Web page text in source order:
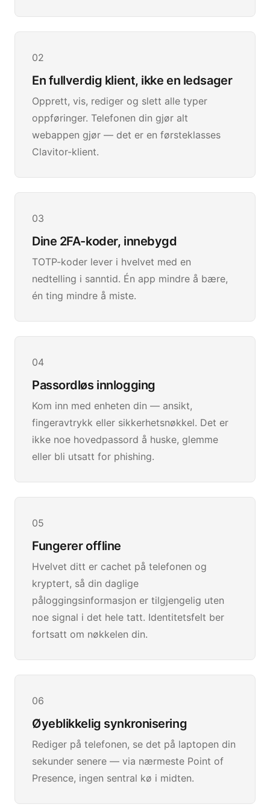
02
En fullverdig klient, ikke en ledsager
Opprett, vis, rediger og slett alle typer
oppføringer. Telefonen din gjør alt
webappen gjør — det er en førsteklasses
Clavitor-klient.
03
Dine 2FA-koder, innebygd
TOTP-koder lever i hvelvet med en
nedtelling i sanntid. Én app mindre å bære,
én ting mindre å miste.
04
Passordløs innlogging
Kom inn med enheten din — ansikt,
fingeravtrykk eller sikkerhetsnøkkel. Det er
ikke noe hovedpassord å huske, glemme
eller bli utsatt for phishing.
05
Fungerer offline
Hvelvet ditt er cachet på telefonen og
kryptert, så din daglige
påloggingsinformasjon er tilgjengelig uten
noe signal i det hele tatt. Identitetsfelt ber
fortsatt om nøkkelen din.
06
Øyeblikkelig synkronisering
Rediger på telefonen, se det på laptopen din
sekunder senere — via nærmeste Point of
Presence, ingen sentral kø i midten.